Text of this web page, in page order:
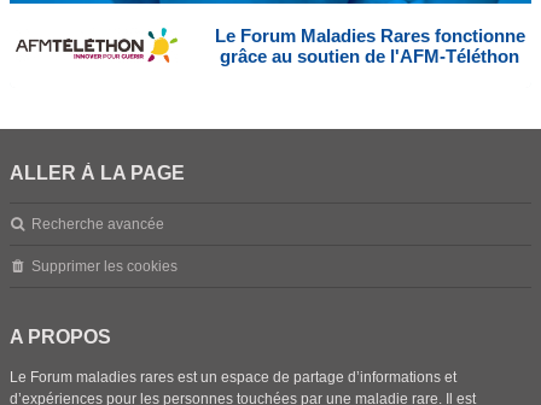
Le Forum Maladies Rares fonctionne
grâce au soutien de l'AFM-Téléthon
ALLER À LA PAGE
Recherche avancée
Supprimer les cookies
A PROPOS
Le Forum maladies rares est un espace de partage d’informations et
d’expériences pour les personnes touchées par une maladie rare. Il est